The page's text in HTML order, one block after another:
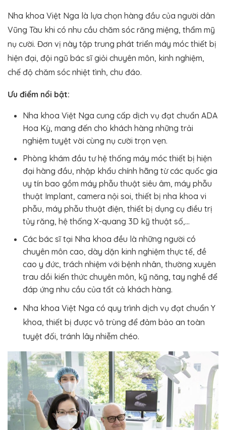
Nha khoa Việt Nga là lựa chọn hàng đầu của người dân
Vũng Tàu khi có nhu cầu chăm sóc răng miệng, thẩm mỹ
nụ cười. Đơn vị này tập trung phát triển máy móc thiết bị
hiện đại, đội ngũ bác sĩ giỏi chuyên môn, kinh nghiệm,
chế độ chăm sóc nhiệt tình, chu đáo.
Ưu điểm nổi bật:
Nha khoa Việt Nga cung cấp dịch vụ đạt chuẩn ADA
Hoa Kỳ, mang đến cho khách hàng những trải
nghiệm tuyệt vời cùng nụ cười trọn vẹn.
Phòng khám đầu tư hệ thống máy móc thiết bị hiện
đại hàng đầu, nhập khẩu chính hãng từ các quốc gia
uy tín bao gồm máy phẫu thuật siêu âm, máy phẫu
thuật Implant, camera nội soi, thiết bị nha khoa vi
phẫu, máy phẫu thuật điện, thiết bị dụng cụ điều trị
tủy răng, hệ thống X-quang 3D kỹ thuật số,…
Các bác sĩ tại Nha khoa đều là những người có
chuyên môn cao, dày dặn kinh nghiệm thực tế, đề
cao y đức, trách nhiệm với bệnh nhân, thường xuyên
trau dồi kiến thức chuyên môn, kỹ năng, tay nghề để
đáp ứng nhu cầu của tất cả khách hàng.
Nha khoa Việt Nga có quy trình dịch vụ đạt chuẩn Y
khoa, thiết bị được vô trùng để đảm bảo an toàn
tuyệt đối, tránh lây nhiễm chéo.